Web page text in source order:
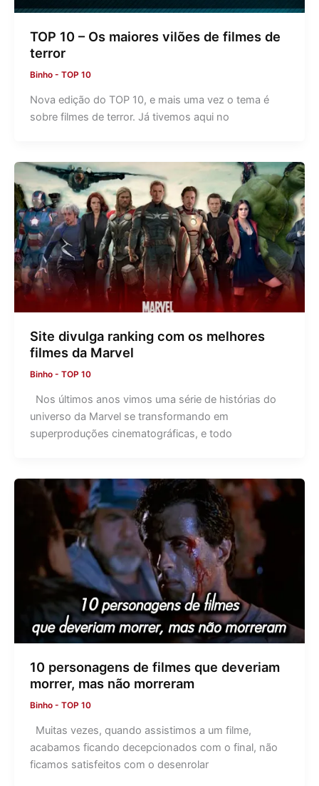
TOP 10 – Os maiores vilões de filmes de
terror
Binho - TOP 10
Nova edição do TOP 10, e mais uma vez o tema é
sobre filmes de terror. Já tivemos aqui no
Site divulga ranking com os melhores
filmes da Marvel
Binho - TOP 10
Nos últimos anos vimos uma série de histórias do
universo da Marvel se transformando em
superproduções cinematográficas, e todo
10 personagens de filmes que deveriam
morrer, mas não morreram
Binho - TOP 10
Muitas vezes, quando assistimos a um filme,
acabamos ficando decepcionados com o final, não
ficamos satisfeitos com o desenrolar